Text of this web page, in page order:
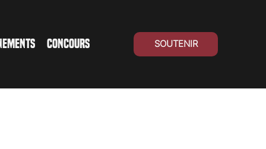
CONCOURS SOUTENIR